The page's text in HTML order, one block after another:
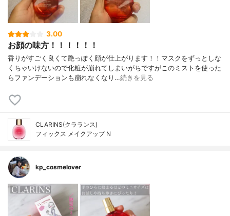
3.00
お顔の味方！！！！！！
香りがすごく良くて艶っぽく顔が仕上がります！！マスクをずっとしな
くちゃいけないので化粧が崩れてしまいがちですがこのミストを使った
らファンデーションも崩れなくなり…続きを見る
CLARINS(クラランス)
フィックス メイクアップ N
kp_cosmelover